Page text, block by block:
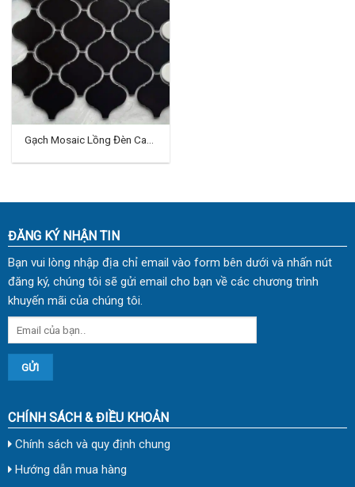
Gạch Mosaic Lồng Đèn Cao
ĐĂNG KÝ NHẬN TIN
Bạn vui lòng nhập địa chỉ email vào form bên dưới và nhấn nút
đăng ký, chúng tôi sẽ gửi email cho bạn về các chương trình
khuyến mãi của chúng tôi.
CHÍNH SÁCH & ĐIỀU KHOẢN
Chính sách và quy định chung
Hướng dẫn mua hàng